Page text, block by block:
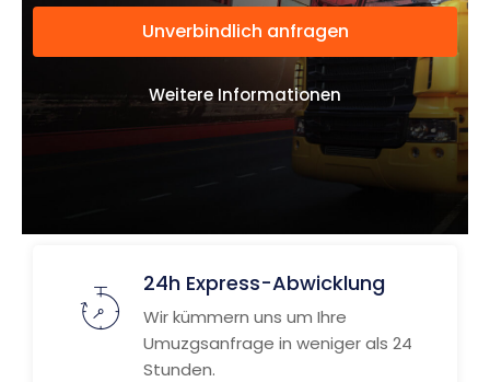
Unverbindlich anfragen
Weitere Informationen
24h Express-Abwicklung
Wir kümmern uns um Ihre
Umuzgsanfrage in weniger als 24
Stunden.